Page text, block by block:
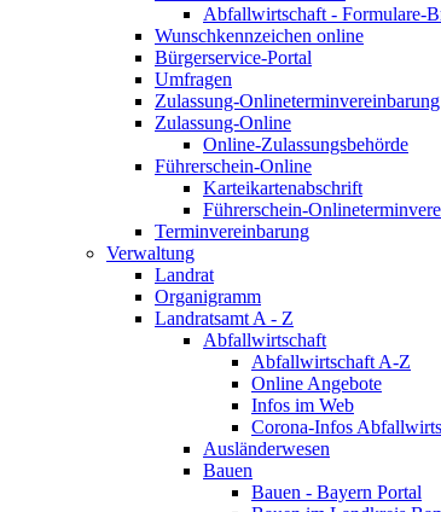
Abfallwirtschaft - Formulare-
Wunschkennzeichen online
Bürgerservice-Portal
Umfragen
Zulassung-Onlineterminvereinbarung
Zulassung-Online
Online-Zulassungsbehörde
Führerschein-Online
Karteikartenabschrift
Führerschein-
Terminvereinbarung
Verwaltung
Landrat
Organigramm
Landratsamt A - Z
Abfallwirtschaft
Abfallwirtschaft A-Z
Online Angebote
Infos im Web
Corona-Infos
Ausländerwesen
Bauen
Bauen - Bayern Portal